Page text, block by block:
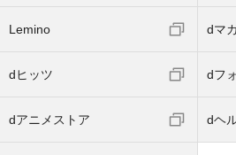
Lemino dマ
dヒッツ dフ
dアニメストア dヘ